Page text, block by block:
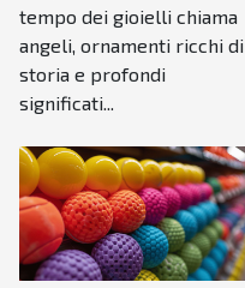
tempo dei gioielli chiama
angeli, ornamenti ricchi di
storia e profondi
significati...